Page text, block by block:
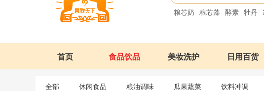
粮芯奶 粮芯藻 酵素 牡丹
首页 食品饮品 美妆洗护 日用百货
全部 休闲食品 粮油调味 瓜果蔬菜 饮料冲调